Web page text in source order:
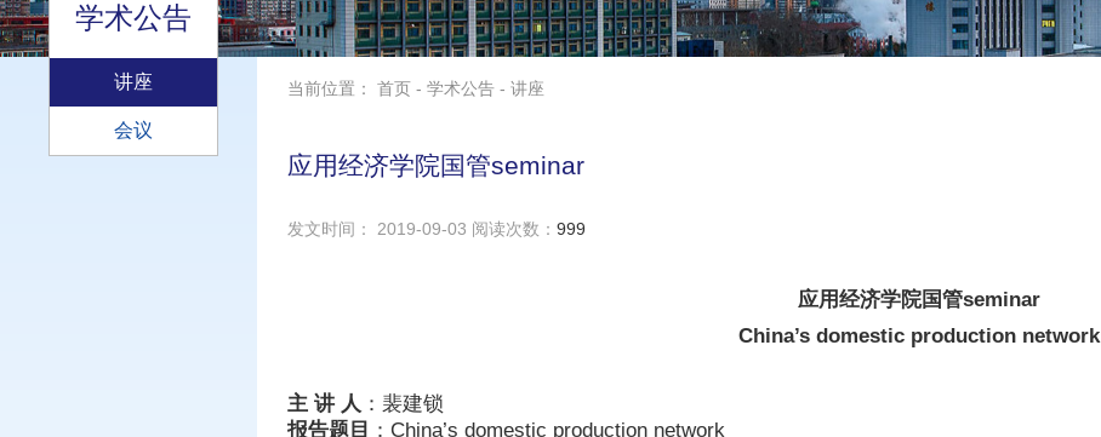
学术公告
讲座
会议
当前位置：首页 -学术公告 -讲座
应用经济学院国管seminar
发文时间： 2019-09-03 阅读次数：999
应用经济学院国管seminar
China’s domestic production network
主 讲 人 ：裴建锁
报告题目 ：China’s domestic production network